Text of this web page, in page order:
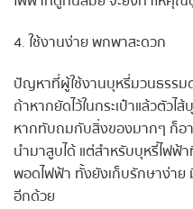
4. ใช้งานง่าย พกพาสะดวก
ปัญหาที่ผู้ใช้งานบุหรี่มวนธรรม
ถ้าหากยัดไว้ในกระเป๋าแล้วตัว
หากทับถมกับสิ่งของมากๆ ก็อ
นำมาสูบได้ แต่สำหรับบุหรี่ไฟฟ้า
พอดไฟฟ้า ทั้งยังเก็บรักษาง่าย
อีกด้วย